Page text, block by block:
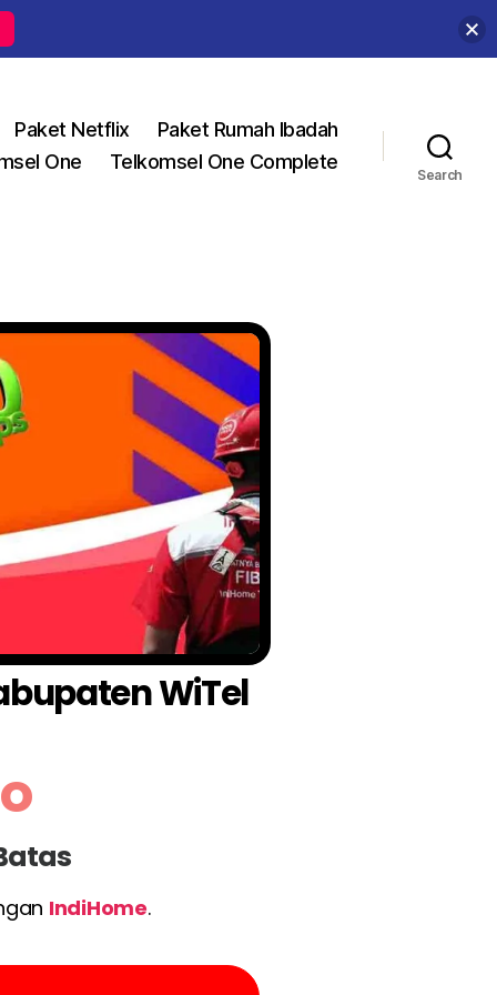
Paket Netflix
Paket Rumah Ibadah
One
Telkomsel One Complete
Search
WiTel
IndiHome.